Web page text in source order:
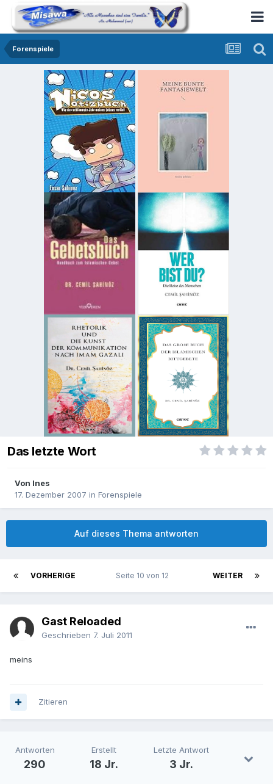
Forenspiele
Das letzte Wort
Von Ines
17. Dezember 2007 in Forenspiele
Auf dieses Thema antworten
VORHERIGE WEITER
Seite 10 von 12
Gast Reloaded
Geschrieben 7. Juli 2011
meins
Zitieren
Antworten
290
Erstellt
18 Jr.
Letzte Antwort
3 Jr.